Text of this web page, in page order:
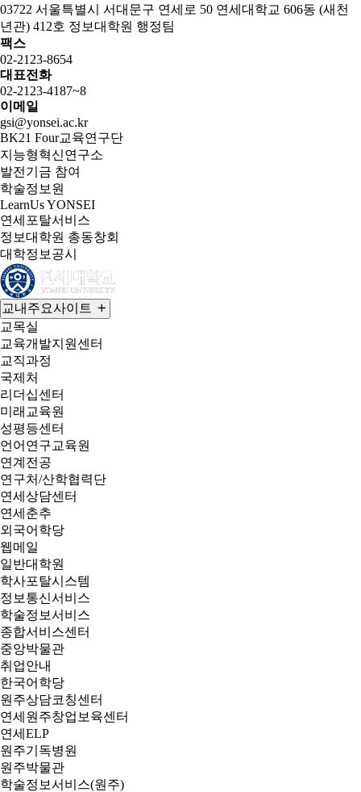
03722 서울특별시 서대문구 연세로 50 연세대학교 606동 (새천
년관) 412호 정보대학원 행정팀
팩스
02-2123-8654
대표전화
02-2123-4187~8
이메일
gsi@yonsei.ac.kr
BK21 Four교육연구단
지능형혁신연구소
발전기금 참여
학술정보원
LearnUs YONSEI
연세포탈서비스
정보대학원 총동창회
대학정보공시
교내주요사이트
교목실
교육개발지원센터
교직과정
국제처
리더십센터
미래교육원
성평등센터
언어연구교육원
연계전공
연구처/산학협력단
연세상담센터
연세춘추
외국어학당
웹메일
일반대학원
학사포탈시스템
정보통신서비스
학술정보서비스
종합서비스센터
중앙박물관
취업안내
한국어학당
원주상담코칭센터
연세원주창업보육센터
연세ELP
원주기독병원
원주박물관
학술정보서비스(원주)